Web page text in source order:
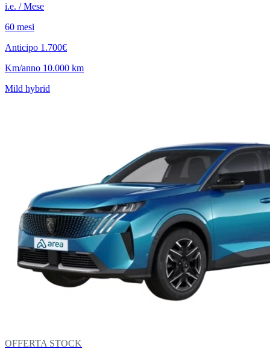
i.e. / Mese
60 mesi
Anticipo 1.700€
Km/anno 10.000 km
Mild hybrid
OFFERTA STOCK